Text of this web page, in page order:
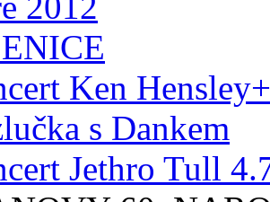
Ken
s Dankem
Jethro Tull